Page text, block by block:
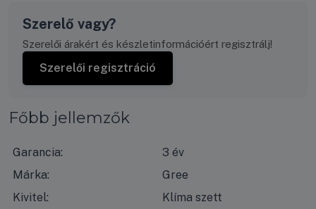
Szerelő vagy?
Szerelői árakért és készletinformációért regisztrálj!
Szerelői regisztráció
Főbb jellemzők
Garancia:
3 év
Márka:
Gree
Kivitel:
Klíma szett